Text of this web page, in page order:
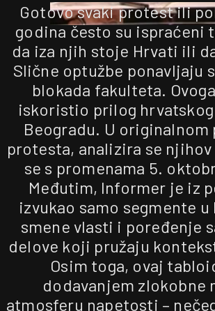
Gotovo svaki protest ili
godina često su
da iza njih stoje Hrvati ili
Slične optužbe ponavljaju
blokada fakulteta.
iskoristio prilog
Beogradu. U
protesta, analizira se
se s promenama 5.
Međutim, Informer je iz
izvukao samo segmente
smene vlasti i poređenje
delove koji pružaju
Osim toga, ovaj
dodavanjem zlokobne
atmosferu napetosti –